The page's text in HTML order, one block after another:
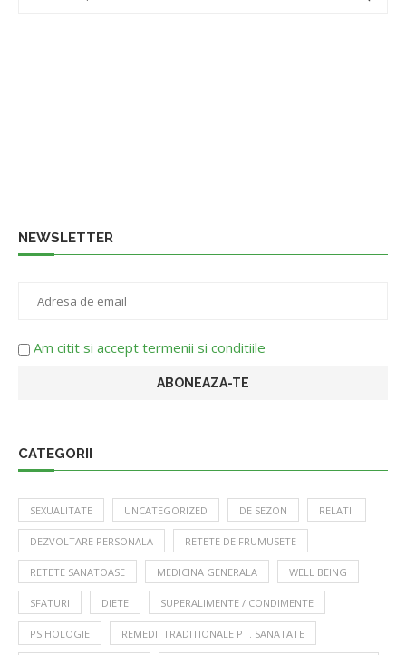
NEWSLETTER
Am citit si accept termenii si conditiile
CATEGORII
SEXUALITATE UNCATEGORIZED DE SEZON RELATII
DEZVOLTARE PERSONALA RETETE DE FRUMUSETE
RETETE SANATOASE MEDICINA GENERALA WELL BEING
SFATURI DIETE SUPERALIMENTE / CONDIMENTE
PSIHOLOGIE REMEDII TRADITIONALE PT. SANATATE